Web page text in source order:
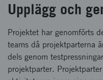
Upplägg och
Projektet har genomförts
teams då projektparterna
dels genom
projektparter.